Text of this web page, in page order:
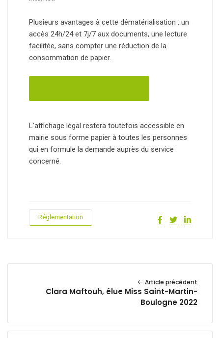
Plusieurs avantages à cette dématérialisation : un
accès 24h/24 et 7j/7 aux documents, une lecture
facilitée, sans compter une réduction de la
consommation de papier.
L’affichage légal restera toutefois accessible en
mairie sous forme papier à toutes les personnes
qui en formule la demande auprès du service
concerné.
Réglementation
Article précédent
Clara Maftouh, élue Miss Saint-Martin-
Boulogne 2022